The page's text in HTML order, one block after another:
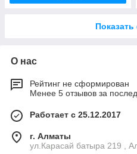
О нас
Рейтинг не сформирован
Менее 5 отзывов за
Работает с 25.12.2017
г. Алматы
ул.Карасай батыра 219 ,